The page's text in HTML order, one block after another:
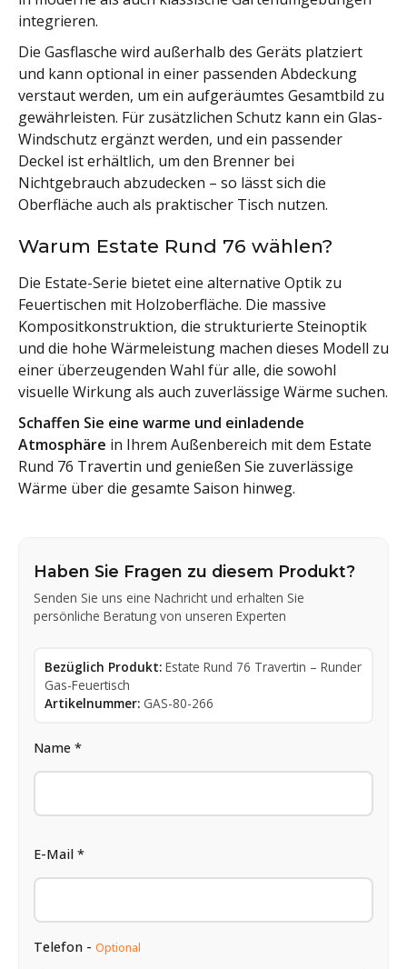
integrieren.
Die Gasflasche wird außerhalb des Geräts platziert
und kann optional in einer passenden Abdeckung
verstaut werden, um ein aufgeräumtes Gesamtbild zu
gewährleisten. Für zusätzlichen Schutz kann ein Glas-
Windschutz ergänzt werden, und ein passender
Deckel ist erhältlich, um den Brenner bei
Nichtgebrauch abzudecken – so lässt sich die
Oberfläche auch als praktischer Tisch nutzen.
Warum Estate Rund 76 wählen?
Die Estate-Serie bietet eine alternative Optik zu
Feuertischen mit Holzoberfläche. Die massive
Kompositkonstruktion, die strukturierte Steinoptik
und die hohe Wärmeleistung machen dieses Modell zu
einer überzeugenden Wahl für alle, die sowohl
visuelle Wirkung als auch zuverlässige Wärme suchen.
Schaffen Sie eine warme und einladende
Atmosphäre in Ihrem Außenbereich mit dem Estate
Rund 76 Travertin und genießen Sie zuverlässige
Wärme über die gesamte Saison hinweg.
Haben Sie Fragen zu diesem Produkt?
Senden Sie uns eine Nachricht und erhalten Sie
persönliche Beratung von unseren Experten
Bezüglich Produkt: Estate Rund 76 Travertin – Runder
Gas-Feuertisch
Artikelnummer: GAS-80-266
Name *
E-Mail *
Telefon - Optional